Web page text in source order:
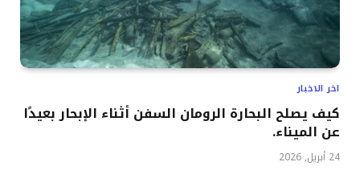
اخر الاخبار
كيف يصلح البحارة الرومان السفن أثناء الإبحار بعيدًا
عن الميناء.
24 أبريل, 2026